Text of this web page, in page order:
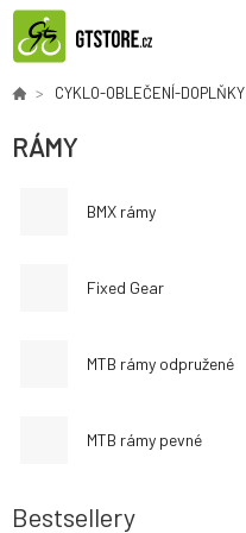
CYKLO-OBLEČENÍ-DOPLŇKY
RÁMY
BMX rámy
Fixed Gear
MTB rámy odpružené
MTB rámy pevné
Bestsellery